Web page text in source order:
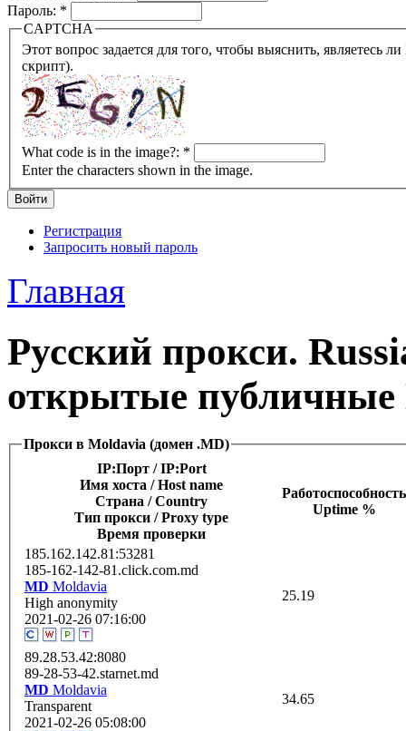
Пароль: *
CAPTCHA
Этот вопрос задается для того, чтобы выяснить, являетесь ли Вы человеком или представляете из себя робота
скрипт).
What code is in the image?: *
Enter the characters shown in the image.
Регистрация
Запросить новый пароль
Главная
Русский прокси.
открытые публичные
Прокси в Moldavia (домен .MD)
IP:Порт / IP:Port
Имя хоста / Host name
Страна / Сountry
Тип прокси / Proxy type
Время проверки
Работоспособность
Uptime %
185.162.142.81:53281
185-162-142-81.click.com.md
MD Moldavia
High anonymity
2021-02-26 07:16:00
25.19
89.28.53.42:8080
89-28-53-42.starnet.md
MD Moldavia
Transparent
2021-02-26 05:08:00
34.65